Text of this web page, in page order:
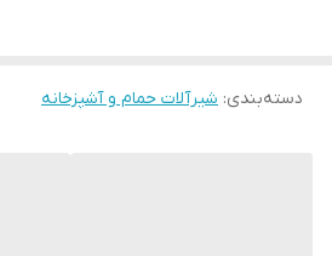
دسته‌بندی: شیرآلات حمام و آشپزخانه